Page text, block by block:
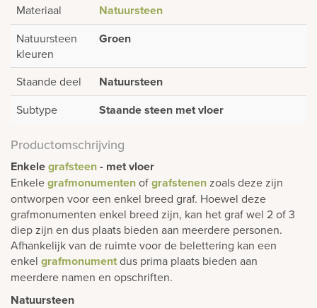
Materiaal Natuursteen
Natuursteen
kleuren
Groen
Staande deel Natuursteen
Subtype Staande steen met vloer
Productomschrijving
Enkelegrafsteen- met vloer
Enkelegrafmonumentenofgrafstenenzoals deze zijn
ontworpen voor een enkel breed graf. Hoewel deze
grafmonumenten enkel breed zijn, kan het graf wel 2 of 3
diep zijn en dus plaats bieden aan meerdere personen.
Afhankelijk van de ruimte voor de belettering kan een
enkel grafmonumentdus prima plaats bieden aan
meerdere namen en opschriften.
Natuursteen